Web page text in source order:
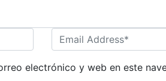
electrónico y web en este